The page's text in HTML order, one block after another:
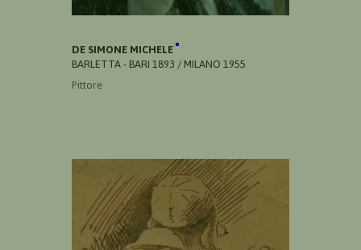
DE SIMONE MICHELE
BARLETTA - BARI 1893 / MILANO 1955
Pittore